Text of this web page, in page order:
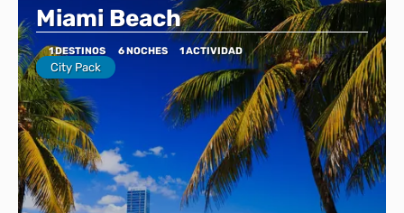
Miami Beach
1 DESTINOS 6 NOCHES 1 ACTIVIDAD
City Pack